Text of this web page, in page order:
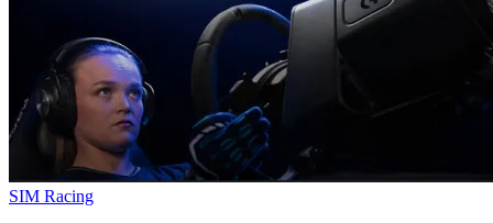
SIM Racing